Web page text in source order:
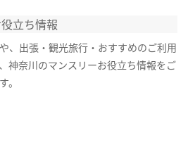
立ち情報
、出張・観光旅行・おすすめのご利用
神奈川のマンスリーお役立ち情報をご
。